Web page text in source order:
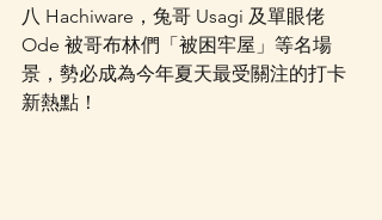
八 Hachiware，兔哥 Usagi 及單眼佬
Ode 被哥布林們「被困牢屋」等名場
景，勢必成為今年夏天最受關注的打卡
新熱點！